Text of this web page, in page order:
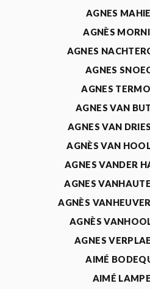
AGNES
AGNÈS
AGNES
AGNES
AGNES
AGNES VAN
AGNES VAN
AGNÈS VAN
AGNES VANDER
AGNES
AGNÈS
AGNÈS
AGNES
AIMÉ
AIMÉ